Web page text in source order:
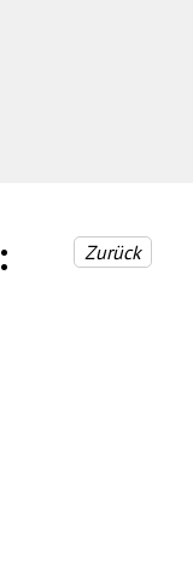
Zurück